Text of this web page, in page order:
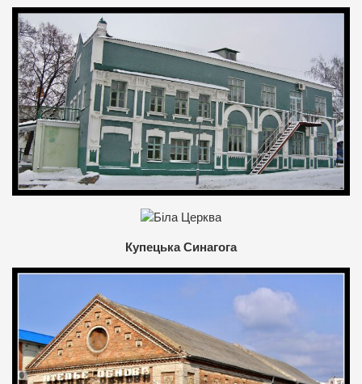
Купецька Синагога